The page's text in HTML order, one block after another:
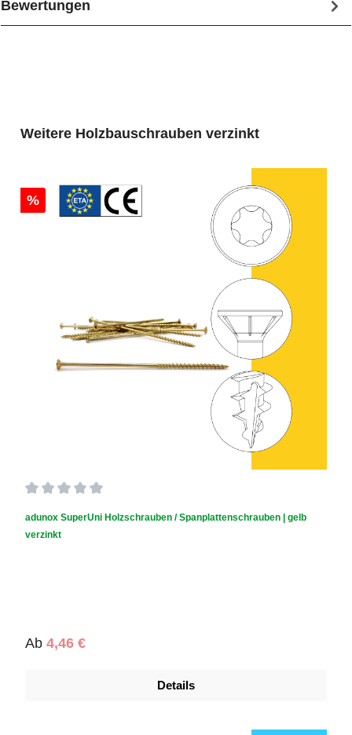
Bewertungen
Produktgalerie überspringen
Weitere Holzbauschrauben verzinkt
%
adunox SuperUni Holzschrauben / Spanplattenschrauben | gelb
verzinkt
Regulärer Preis:
Ab 4,46 €
Details